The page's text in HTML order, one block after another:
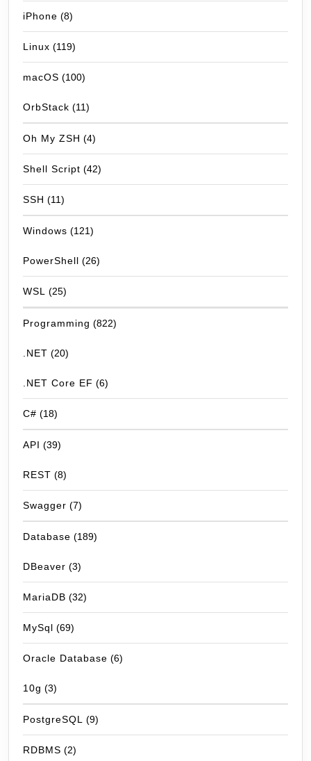
iPhone (8)
Linux (119)
macOS (100)
OrbStack (11)
Oh My ZSH (4)
Shell Script (42)
SSH (11)
Windows (121)
PowerShell (26)
WSL (25)
Programming (822)
.NET (20)
.NET Core EF (6)
C# (18)
API (39)
REST (8)
Swagger (7)
Database (189)
DBeaver (3)
MariaDB (32)
MySql (69)
Oracle Database (6)
10g (3)
PostgreSQL (9)
RDBMS (2)